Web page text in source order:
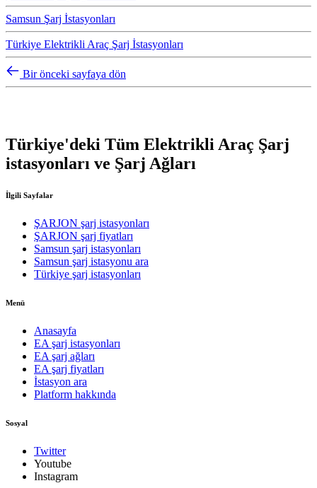
Samsun Şarj İstasyonları
Türkiye Elektrikli Araç Şarj İstasyonları
Bir önceki sayfaya dön
Türkiye'deki Tüm Elektrikli Araç Şarj
istasyonları ve Şarj Ağları
İlgili Sayfalar
ŞARJON şarj istasyonları
ŞARJON şarj fiyatları
Samsun şarj istasyonları
Samsun şarj istasyonu ara
Türkiye şarj istasyonları
Menü
Anasayfa
EA şarj istasyonları
EA şarj ağları
EA şarj fiyatları
İstasyon ara
Platform hakkında
Sosyal
Twitter
Youtube
Instagram